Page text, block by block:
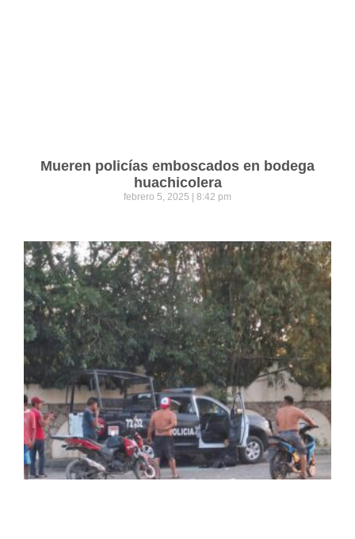
Mueren policías emboscados en bodega
huachicolera
febrero 5, 2025 8:42 pm